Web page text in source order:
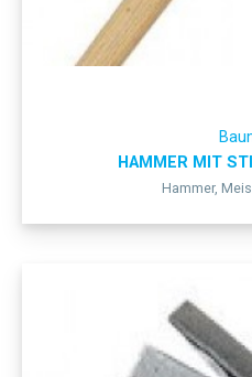
HAMMER MIT
Hammer,